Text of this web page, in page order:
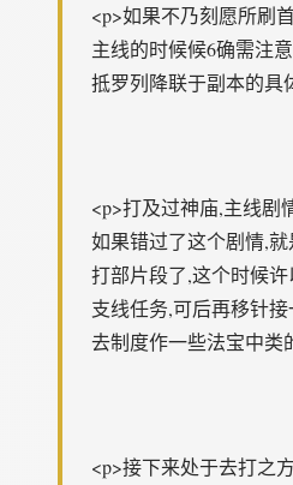
<p>如果不乃刻愿所刷
主线的时候候6确需注
抵罗列降联于副本的具
<p>打及过神庙,主线剧
如果错过了这个剧情,
打部片段了,这个时候
支线任务,可后再移针
去制度作一些法宝中类
<p>接下来处于去打之